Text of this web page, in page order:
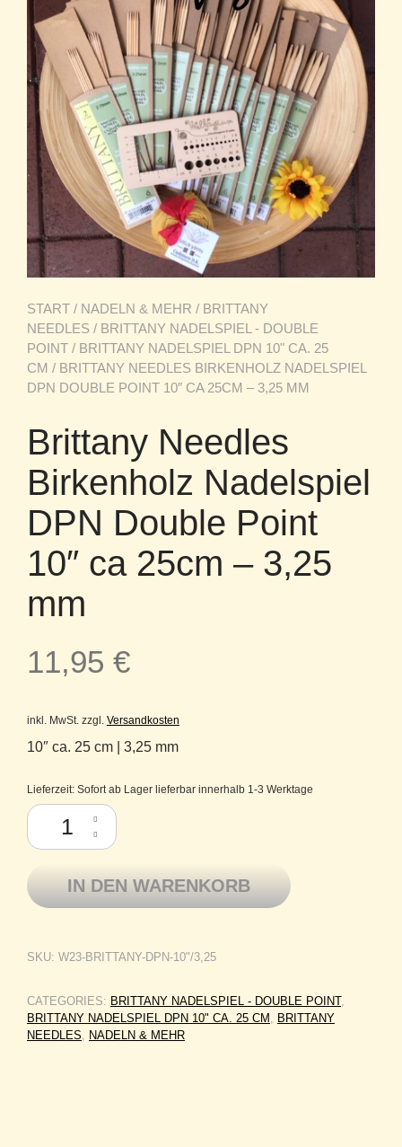
START / NADELN & MEHR / BRITTANY
NEEDLES / BRITTANY NADELSPIEL - DOUBLE
POINT / BRITTANY NADELSPIEL DPN 10" CA. 25
CM / BRITTANY NEEDLES BIRKENHOLZ NADELSPIEL
DPN DOUBLE POINT 10″ CA 25CM – 3,25 MM
Brittany Needles
Birkenholz Nadelspiel
DPN Double Point
10″ ca 25cm – 3,25
mm
11,95 €
inkl. MwSt. zzgl. Versandkosten
10″ ca. 25 cm | 3,25 mm
Lieferzeit: Sofort ab Lager lieferbar innerhalb 1-3 Werktage
Brittany Needles Birkenholz Nadelspiel DPN Double Point 10" ca 25cm
IN DEN WARENKORB
SKU: W23-BRITTANY-DPN-10"/3,25
CATEGORIES: BRITTANY NADELSPIEL - DOUBLE POINT,
BRITTANY NADELSPIEL DPN 10" CA. 25 CM , BRITTANY
NEEDLES, NADELN & MEHR